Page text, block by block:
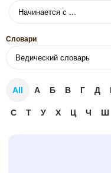
Словари
All А Б В Г Д
С Т У Х Ц Ч Ш